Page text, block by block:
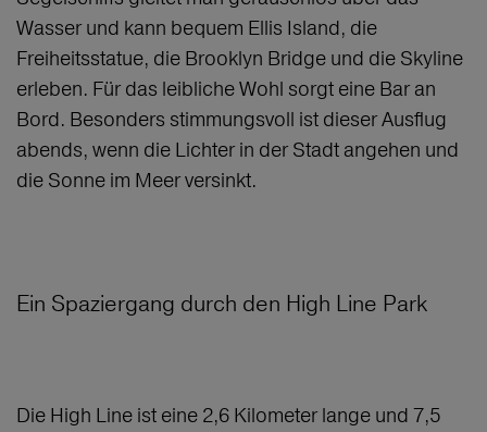
Wasser und kann bequem Ellis Island, die
Freiheitsstatue, die Brooklyn Bridge und die Skyline
erleben. Für das leibliche Wohl sorgt eine Bar an
Bord. Besonders stimmungsvoll ist dieser Ausflug
abends, wenn die Lichter in der Stadt angehen und
die Sonne im Meer versinkt.
Ein Spaziergang durch den High Line Park
Die High Line ist eine 2,6 Kilometer lange und 7,5